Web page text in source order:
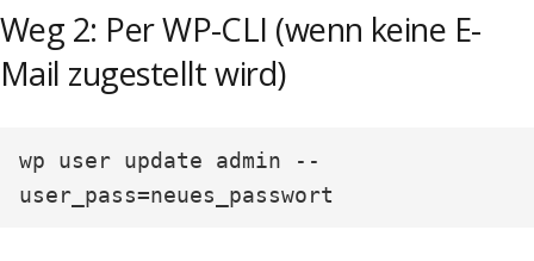
Weg 2: Per WP-CLI (wenn keine E-
Mail zugestellt wird)
wp user update admin --
user_pass=neues_passwort